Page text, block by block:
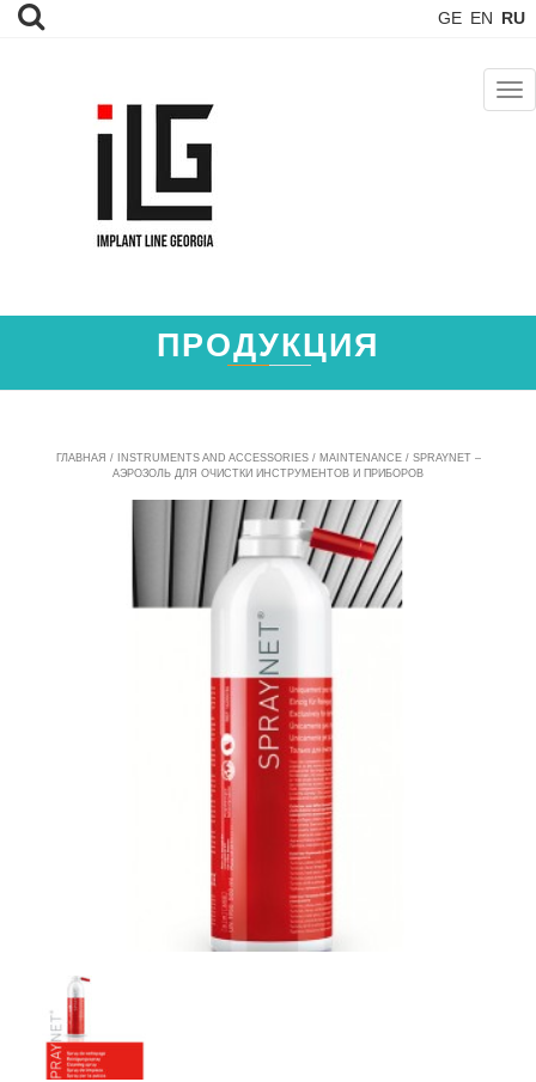
GE EN RU
ПРОДУКЦИЯ
ГЛАВНАЯ / INSTRUMENTS AND ACCESSORIES/ MAINTENANCE/ SPRAYNET –
АЭРОЗОЛЬ ДЛЯ ОЧИСТКИ ИНСТРУМЕНТОВ И ПРИБОРОВ